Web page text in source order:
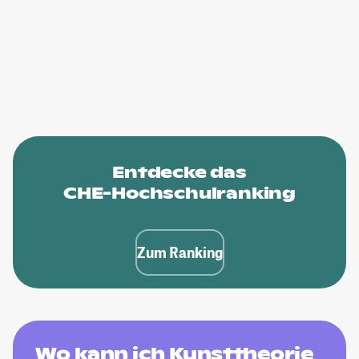
Entdecke das
CHE-Hochschulranking
Zum Ranking
Wo kann ich Kunsttheorie